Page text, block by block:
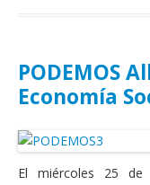
PODEMOS
Economía
El miércoles 25